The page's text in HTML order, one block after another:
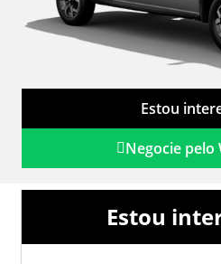
Estou
Negocie pelo
Estou